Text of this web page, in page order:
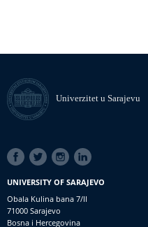
Univerzitet u Sarajevu
SOCIAL
LINKS
UNIVERSITY OF SARAJEVO
Obala Kulina bana 7/II
71000 Sarajevo
Bosna i Hercegovina